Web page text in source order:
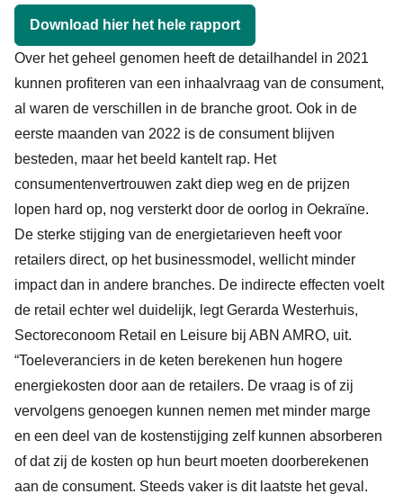
Download hier het hele rapport
Over het geheel genomen heeft de detailhandel in 2021
kunnen profiteren van een inhaalvraag van de consument,
al waren de verschillen in de branche groot. Ook in de
eerste maanden van 2022 is de consument blijven
besteden, maar het beeld kantelt rap. Het
consumentenvertrouwen zakt diep weg en de prijzen
lopen hard op, nog versterkt door de oorlog in Oekraïne.
De sterke stijging van de energietarieven heeft voor
retailers direct, op het businessmodel, wellicht minder
impact dan in andere branches. De indirecte effecten voelt
de retail echter wel duidelijk, legt Gerarda Westerhuis,
Sectoreconoom Retail en Leisure bij ABN AMRO, uit.
“Toeleveranciers in de keten berekenen hun hogere
energiekosten door aan de retailers. De vraag is of zij
vervolgens genoegen kunnen nemen met minder marge
en een deel van de kostenstijging zelf kunnen absorberen
of dat zij de kosten op hun beurt moeten doorberekenen
aan de consument. Steeds vaker is dit laatste het geval.